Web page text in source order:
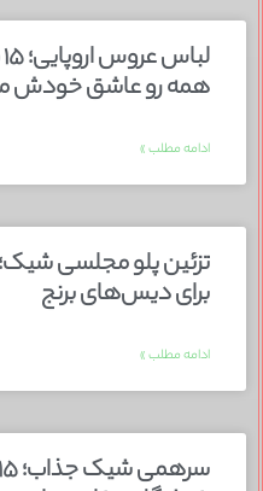
همه رو عاشق خودش
ادامه مطلب »
برای دیس‌های برنج
ادامه مطلب »